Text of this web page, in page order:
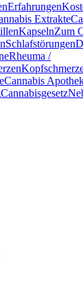
Erfahrungen
Extrakte
KapselnZum
Schlafstörungen
Rheuma /
Cannabis
Cannabisgesetz